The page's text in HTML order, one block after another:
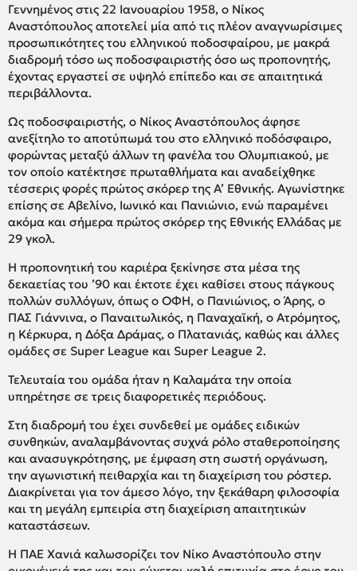
Γεννημένος στις 22 Ιανουαρίου 1958, ο Νίκος
Αναστόπουλος αποτελεί μία από τις πλέον αναγνωρίσιμες
προσωπικότητες του ελληνικού ποδοσφαίρου, με μακρά
διαδρομή τόσο ως ποδοσφαιριστής όσο ως προπονητής,
έχοντας εργαστεί σε υψηλό επίπεδο και σε απαιτητικά
περιβάλλοντα.
Ως ποδοσφαιριστής, ο Νίκος Αναστόπουλος άφησε
ανεξίτηλο το αποτύπωμά του στο ελληνικό ποδόσφαιρο,
φορώντας μεταξύ άλλων τη φανέλα του Ολυμπιακού, με
τον οποίο κατέκτησε πρωταθλήματα και αναδείχθηκε
τέσσερις φορές πρώτος σκόρερ της Α’ Εθνικής. Αγωνίστηκε
επίσης σε Αβελίνο, Ιωνικό και Πανιώνιο, ενώ παραμένει
ακόμα και σήμερα πρώτος σκόρερ της Εθνικής Ελλάδας με
29 γκολ.
Η προπονητική του καριέρα ξεκίνησε στα μέσα της
δεκαετίας του ’90 και έκτοτε έχει καθίσει στους πάγκους
πολλών συλλόγων, όπως ο ΟΦΗ, ο Πανιώνιος, ο Άρης, ο
ΠΑΣ Γιάννινα, ο Παναιτωλικός, η Παναχαϊκή, ο Ατρόμητος,
η Κέρκυρα, η Δόξα Δράμας, ο Πλατανιάς, καθώς και άλλες
ομάδες σε Super League και Super League 2.
Τελευταία του ομάδα ήταν η Καλαμάτα την οποία
υπηρέτησε σε τρεις διαφορετικές περιόδους.
Στη διαδρομή του έχει συνδεθεί με ομάδες ειδικών
συνθηκών, αναλαμβάνοντας συχνά ρόλο σταθεροποίησης
και ανασυγκρότησης, με έμφαση στη σωστή οργάνωση,
την αγωνιστική πειθαρχία και τη διαχείριση του ρόστερ.
Διακρίνεται για τον άμεσο λόγο, την ξεκάθαρη φιλοσοφία
και τη μεγάλη εμπειρία στη διαχείριση απαιτητικών
καταστάσεων.
Η ΠΑΕ Χανιά καλωσορίζει τον Νίκο Αναστόπουλο στην